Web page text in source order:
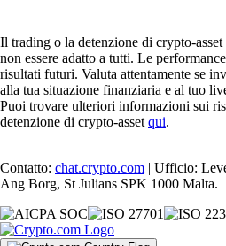
Il trading o la detenzione di crypto-
non essere adatto a tutti. Le
risultati futuri. Valuta attentamente se
alla tua situazione finanziaria e al tuo
Puoi trovare ulteriori informazioni sui
detenzione di crypto-asset qui.
Contatto: chat.crypto.com | Ufficio:
Ang Borg, St Julians SPK 1000 Malta.